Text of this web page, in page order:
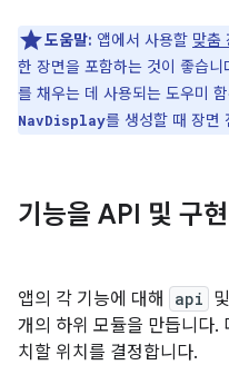
도움말: 앱에서 사용할 맞춤
한 장면을 포함하는 것이 좋습
를 채우는 데 사용되는 도우미
NavDisplay를 생성할 때 장면
기능을 API 및 구
앱의 각 기능에 대해 api 및
개의 하위 모듈을 만듭니다.
치할 위치를 결정합니다.